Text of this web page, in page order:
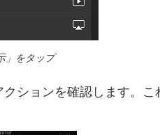
」をタップ
クションを確認します。こ